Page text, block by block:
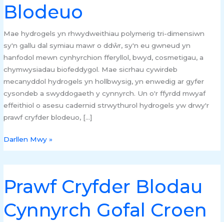
Blodeuo
Mae hydrogels yn rhwydweithiau polymerig tri-dimensiwn
sy'n gallu dal symiau mawr o ddŵr, sy'n eu gwneud yn
hanfodol mewn cynhyrchion fferyllol, bwyd, cosmetigau, a
chymwysiadau biofeddygol. Mae sicrhau cywirdeb
mecanyddol hydrogels yn hollbwysig, yn enwedig ar gyfer
cysondeb a swyddogaeth y cynnyrch. Un o'r ffyrdd mwyaf
effeithiol o asesu cadernid strwythurol hydrogels yw drwy'r
prawf cryfder blodeuo, […]
Blodeuo
Darllen Mwy »
Prawf Cryfder Blodau
Cynnyrch Gofal Croen
Prawf
Cryfder
Blodau
Cynnyrch